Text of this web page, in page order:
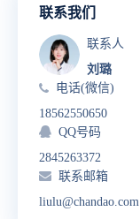
联系我们
联系人
刘璐
电话(微信)
18562550650
QQ号码
2845263372
联系邮箱
liulu@chandao.com